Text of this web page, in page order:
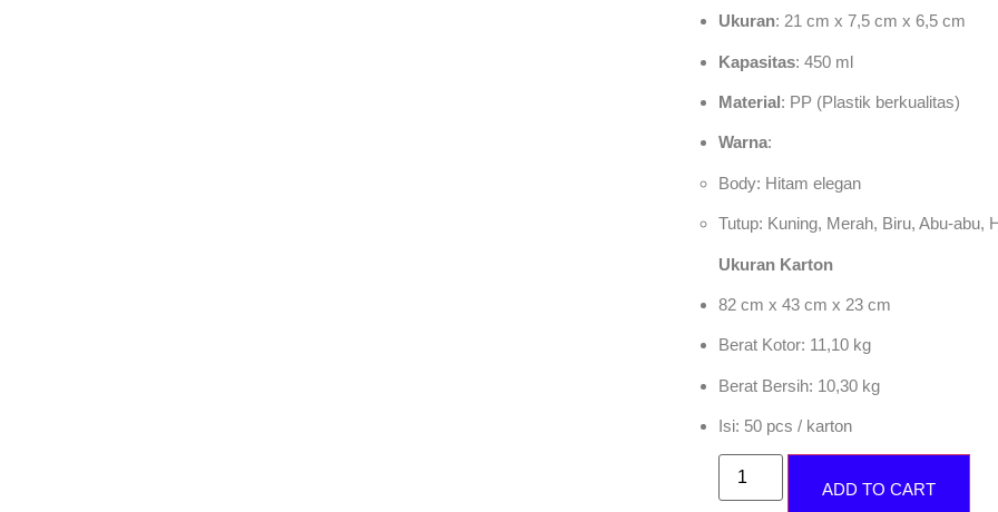
Ukuran: 21 cm x 7,5 cm x 6,5 cm
Kapasitas: 450 ml
Material: PP (Plastik berkualitas)
Warna:
Body: Hitam elegan
Tutup: Kuning, Merah, Biru, Abu-abu,
Ukuran Karton
82 cm x 43 cm x 23 cm
Berat Kotor: 11,10 kg
Berat Bersih: 10,30 kg
Isi: 50 pcs / karton
ADD TO CART